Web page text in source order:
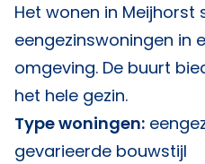
Het wonen in
eengezinswoningen in
omgeving. De buurt
het hele gezin.
Type woningen:
gevarieerde bouwstijl